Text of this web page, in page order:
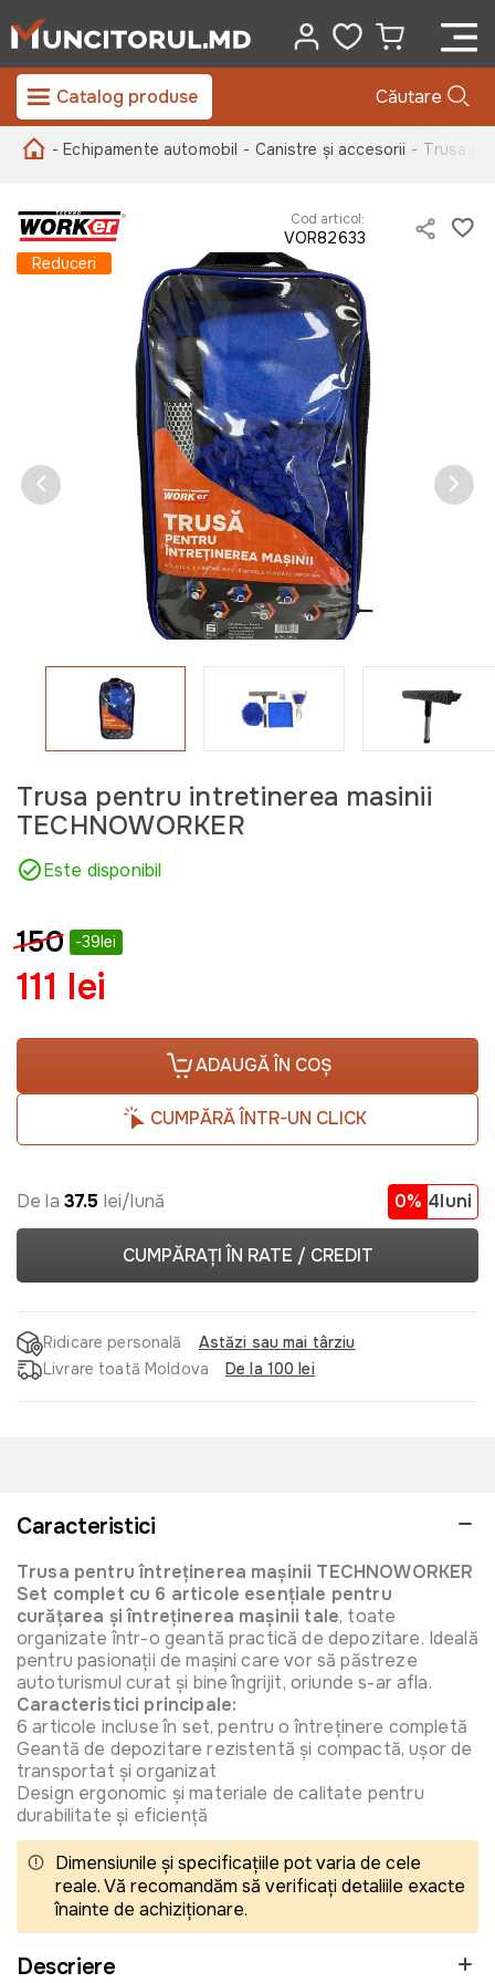
Catalog produse Căutare
- Echipamente automobil - Canistre și accesorii - Trusa
Cod articol:
VOR82633
Reduceri
Trusa pentru intretinerea masinii
TECHNOWORKER
Este disponibil
150 -39lei
111 lei
ADAUGĂ ÎN COȘ
CUMPĂRĂ ÎNTR-UN CLICK
De la 37.5 lei/lună 0% 4luni
CUMPĂRAȚI ÎN RATE / CREDIT
Ridicare personală
Astăzi sau mai târziu
Livrare toată Moldova
De la 100 lei
Caracteristici
Trusa pentru întreținerea mașinii TECHNOWORKER
Set complet cu 6 articole esențiale pentru
curățarea și întreținerea mașinii tale, toate
organizate într-o geantă practică de depozitare. Ideală
pentru pasionații de mașini care vor să păstreze
autoturismul curat și bine îngrijit, oriunde s-ar afla.
Caracteristici principale:
6 articole incluse în set, pentru o întreținere completă
Geantă de depozitare rezistentă și compactă, ușor de
transportat și organizat
Design ergonomic și materiale de calitate pentru
durabilitate și eficiență
Dimensiunile și specificațiile pot varia de cele
reale. Vă recomandăm să verificați detaliile exacte
înainte de achiziționare.
Descriere